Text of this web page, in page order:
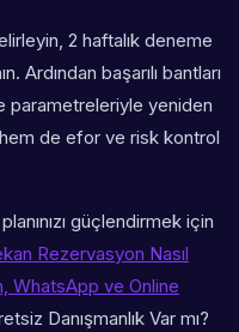
2 haftalık deneme
Ardından başarılı bantları
parametreleriyle yeniden
de efor ve risk kontrol
güçlendirmek için
Rezervasyon Nasıl
WhatsApp ve Online
Danışmanlık Var mı?